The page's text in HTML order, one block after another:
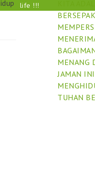
MENANG
JAMAN
TUHAN
life !!!